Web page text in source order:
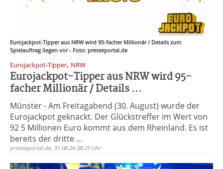
Eurojackpot-Tipper aus NRW wird 95-facher Millionär / Details zum
Spielauftrag liegen vor - Foto: presseportal.de
Eurojackpot-Tipper, NRW
Eurojackpot-Tipper aus NRW wird 95-
facher Millionär / Details ...
Münster - Am Freitagabend (30. August) wurde der
Eurojackpot geknackt. Der Glückstreffer im Wert von
92 5 Millionen Euro kommt aus dem Rheinland. Es ist
bereits der dritte ...
presseportal.de, 31.08.24 08:25 Uhr